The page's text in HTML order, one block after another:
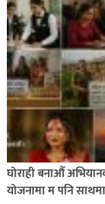
घोराही बनाऔँ
योजनामा म पनि